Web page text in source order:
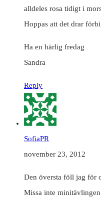
alldeles rosa tidigt i
Hoppas att det drar
Ha en härlig fredag
Sandra
Reply
SofiaPR
november 23, 2012
Den översta föll jag för
Missa inte